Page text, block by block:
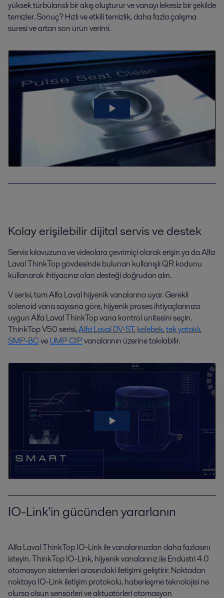
yüksek türbülanslı bir akış oluşturur ve vanayı lekesiz bir şekilde
temizler. Sonuç? Hızlı ve etkili temizlik, daha fazla çalışma
süresi ve artan son ürün verimi.
Kolay erişilebilir dijital servis ve destek
Servis kılavuzuna ve videolara çevrimiçi olarak erişin ya da Alfa
Laval ThinkTop gövdesinde bulunan kullanışlı QR kodunu
kullanarak ihtiyacınız olan desteği doğrudan alın.
V serisi, tüm Alfa Laval hijyenik vanalarına uyar. Gerekli
solenoid vana sayısına göre, hijyenik proses ihtiyaçlarınıza
uygun Alfa Laval ThinkTop vana kontrol ünitesini seçin.
ThinkTop V50 serisi,Alfa Laval DV-ST,kelebek,tek yataklı,
SMP-BCveUMP CIPvanalarının üzerine takılabilir.
IO-Link'in gücünden yararlanın
Alfa Laval ThinkTop IO-Link ile vanalarınızdan daha fazlasını
isteyin. ThinkTop IO-Link, hijyenik vanalarınız ile Endüstri 4.0
otomasyon sistemleri arasındaki iletişimi geliştirir. Noktadan
noktaya IO-Link iletişim protokolü, haberleşme teknolojisi ne
olursa olsun sensörleri ve aktüatörleri otomasyon